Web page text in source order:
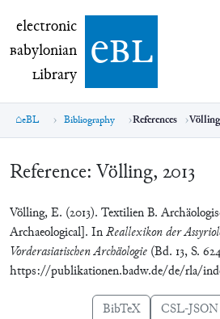
electronic Babylonian Library
electronic
Babylonian
Library ebl
eBL Bibliography References
Reference: Völling, 2013
Völling, E. (2013). Textilien B.
Archaeological]. InReallexikon der
Vorderasiatischen Archäologie (Bd. 13, S.
https://publikationen.badw.de/de/rla/
BibTeX CSL-JSON